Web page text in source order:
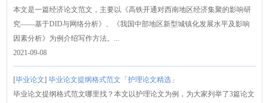
本文是一篇经济论文范文，主要以《高铁开通对西南地区经济集聚的影响研
究——基于DID与网络分析》、《我国中部地区新型城镇化发展水平及影响
因素分析》为例介绍写作方法。...
2021-09-08
[毕业论文]毕业论文提纲格式范文「护理论文精选」
毕业论文提纲格式范文哪里找？本文以护理论文为例，为大家列举了3篇论文